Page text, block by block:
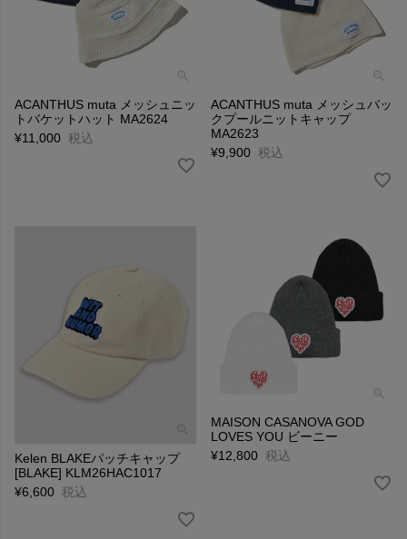
ACANTHUS muta メッシュニッ
トバケットハット MA2624
¥11,000 税込
ACANTHUS muta メッシュバッ
クプールニットキャップ
MA2623
¥9,900 税込
Kelen BLAKEパッチキャップ
[BLAKE] KLM26HAC1017
¥6,600 税込
MAISON CASANOVA GOD
LOVES YOU ビーニー
¥12,800 税込